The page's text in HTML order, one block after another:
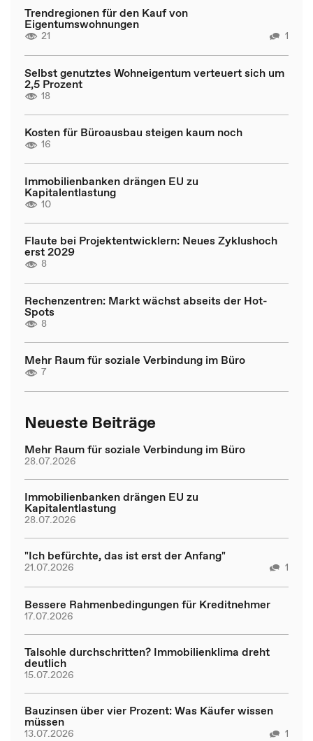
Trendregionen für den Kauf von
Eigentumswohnungen
21 1
Selbst genutztes Wohneigentum verteuert sich um
2,5 Prozent
18
Kosten für Büroausbau steigen kaum noch
16
Immobilienbanken drängen EU zu
Kapitalentlastung
10
Flaute bei Projektentwicklern: Neues Zyklushoch
erst 2029
8
Rechenzentren: Markt wächst abseits der Hot-
Spots
8
Mehr Raum für soziale Verbindung im Büro
7
Neueste Beiträge
Mehr Raum für soziale Verbindung im Büro
28.07.2026
Immobilienbanken drängen EU zu
Kapitalentlastung
28.07.2026
"Ich befürchte, das ist erst der Anfang"
21.07.2026 1
Bessere Rahmenbedingungen für Kreditnehmer
17.07.2026
Talsohle durchschritten? Immobilienklima dreht
deutlich
15.07.2026
Bauzinsen über vier Prozent: Was Käufer wissen
müssen
13.07.2026 1